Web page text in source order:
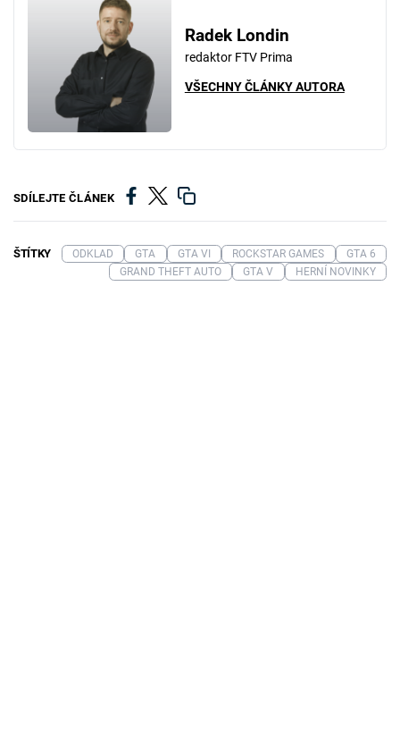
Radek Londin
redaktor FTV Prima
VŠECHNY ČLÁNKY AUTORA
SDÍLEJTE ČLÁNEK
ŠTÍTKY ODKLAD GTA GTA VI ROCKSTAR GAMES
GTA 6
GRAND THEFT AUTO
GTA V HERNÍ NOVINKY